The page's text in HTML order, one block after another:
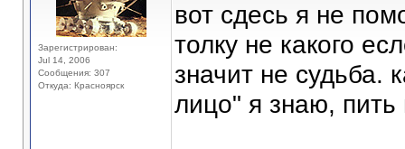
Зарегистрирован:
Jul 14, 2006
Сообщения: 307
Откуда: Красноярск
вот сдесь я не
толку не какого
значит не судьба.
лицо" я знаю,